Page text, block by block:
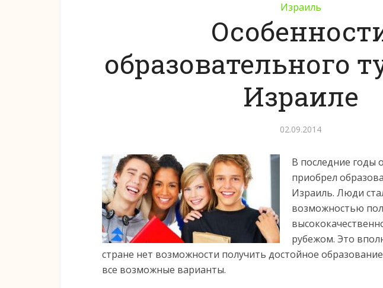
Израиль
образовательного
Израиле
02.09.2014
В последние годы
приобрел
Израиль. Люди
возможностью
рубежом. Это
стране нет возможности получить достойное
все возможные варианты.